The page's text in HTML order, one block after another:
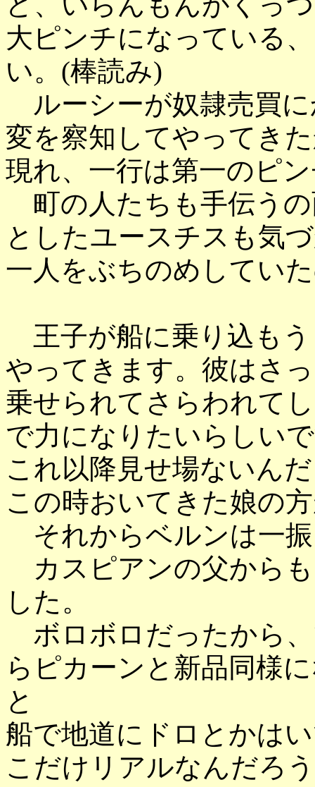
大ピンチになっている
い。(棒読み)
ルーシーが奴隷売買
変を察知してやってき
現れ、一行は第一のピ
町の人たちも手伝う
としたユースチスも気
一人をぶちのめしてい
王子が船に乗り込も
やってきます。彼はさ
乗せられてさらわれて
で力になりたいらしい
これ以降見せ場ないん
この時おいてきた娘の
それからベルンは一
カスピアンの父から
した。
ボロボロだったから
らピカーンと新品同様
と
船で地道にドロとかは
こだけリアルなんだろ